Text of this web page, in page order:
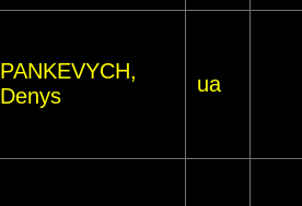
PANKEVYCH,
Denys
ua